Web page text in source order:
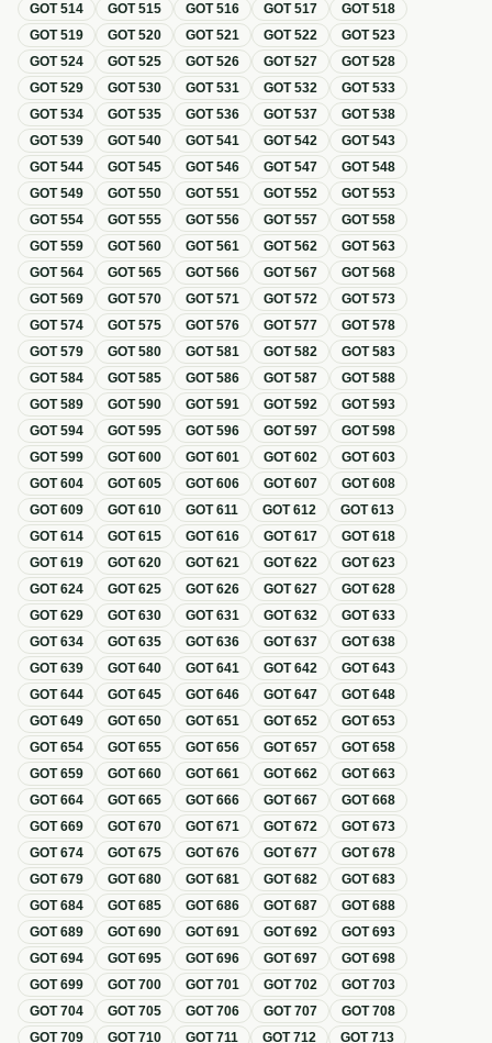
GOT514 GOT515 GOT516 GOT517 GOT518
GOT519 GOT520 GOT521 GOT522 GOT523
GOT524 GOT525 GOT526 GOT527 GOT528
GOT529 GOT530 GOT531 GOT532 GOT533
GOT534 GOT535 GOT536 GOT537 GOT538
GOT539 GOT540 GOT541 GOT542 GOT543
GOT544 GOT545 GOT546 GOT547 GOT548
GOT549 GOT550 GOT551 GOT552 GOT553
GOT554 GOT555 GOT556 GOT557 GOT558
GOT559 GOT560 GOT561 GOT562 GOT563
GOT564 GOT565 GOT566 GOT567 GOT568
GOT569 GOT570 GOT571 GOT572 GOT573
GOT574 GOT575 GOT576 GOT577 GOT578
GOT579 GOT580 GOT581 GOT582 GOT583
GOT584 GOT585 GOT586 GOT587 GOT588
GOT589 GOT590 GOT591 GOT592 GOT593
GOT594 GOT595 GOT596 GOT597 GOT598
GOT599 GOT600 GOT601 GOT602 GOT603
GOT604 GOT605 GOT606 GOT607 GOT608
GOT609 GOT610 GOT611 GOT612 GOT613
GOT614 GOT615 GOT616 GOT617 GOT618
GOT619 GOT620 GOT621 GOT622 GOT623
GOT624 GOT625 GOT626 GOT627 GOT628
GOT629 GOT630 GOT631 GOT632 GOT633
GOT634 GOT635 GOT636 GOT637 GOT638
GOT639 GOT640 GOT641 GOT642 GOT643
GOT644 GOT645 GOT646 GOT647 GOT648
GOT649 GOT650 GOT651 GOT652 GOT653
GOT654 GOT655 GOT656 GOT657 GOT658
GOT659 GOT660 GOT661 GOT662 GOT663
GOT664 GOT665 GOT666 GOT667 GOT668
GOT669 GOT670 GOT671 GOT672 GOT673
GOT674 GOT675 GOT676 GOT677 GOT678
GOT679 GOT680 GOT681 GOT682 GOT683
GOT684 GOT685 GOT686 GOT687 GOT688
GOT689 GOT690 GOT691 GOT692 GOT693
GOT694 GOT695 GOT696 GOT697 GOT698
GOT699 GOT700 GOT701 GOT702 GOT703
GOT704 GOT705 GOT706 GOT707 GOT708
GOT709 GOT710 GOT711 GOT712 GOT713